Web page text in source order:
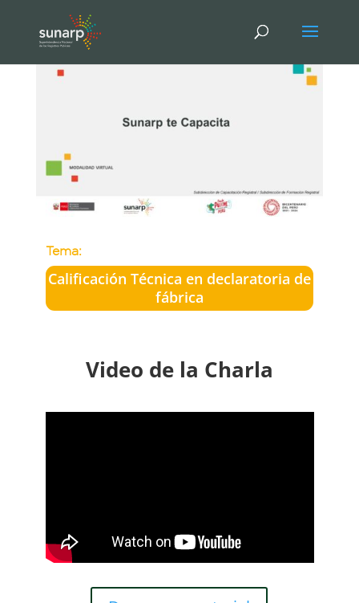
Tema:
Calificación Técnica en declaratoria de
fábrica
Video de la Charla